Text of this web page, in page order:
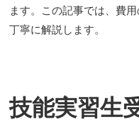
ます。この記事では、費
丁寧に解説します。
技能実習生